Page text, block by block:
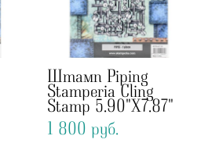
Штамп Piping
Stamperia Cling
Stamp 5.90"X7.87"
1 800 pуб.